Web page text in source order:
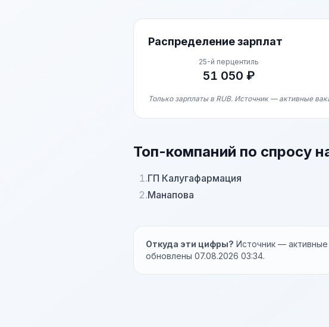
Распределение зарплат
25-й перцентиль
51 050 ₽
Только зарплаты в RUB. Источник — активные
Топ-компаний по спросу
1.ГП Калугафармация
2.Манапова
Откуда эти цифры? Источник —
обновлены 07.08.2026 03:34.